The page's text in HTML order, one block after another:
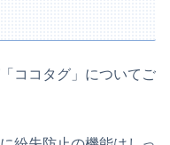
ココタグ」についてご